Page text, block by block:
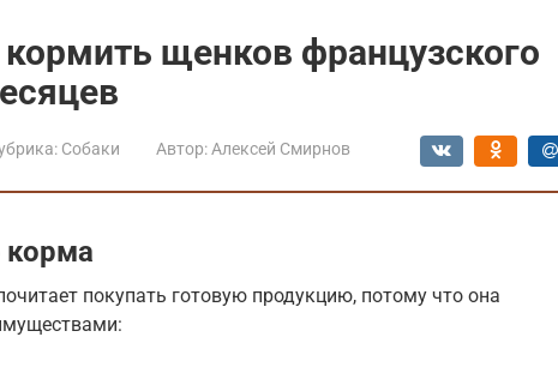
щенков французского
Собаки Автор: Алексей Смирнов
покупать готовую продукцию, потому что она